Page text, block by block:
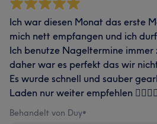
Ich war diesen Monat das erste
mich nett empfangen und ich
Ich benutze Nageltermine immer
daher war es perfekt das wir
Es wurde schnell und sauber
Laden nur weiter empfehlen 👍🏻👍🏻
Behandelt von Duy•